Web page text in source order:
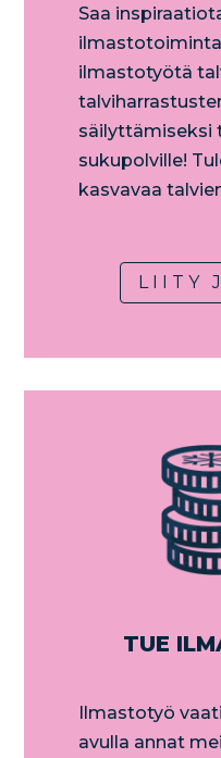
​Saa
ilmastotyötä
säilyttämiseksi
sukupolville!
kasvavaa
LIITY
TUE
Ilmastotyö
avulla annat